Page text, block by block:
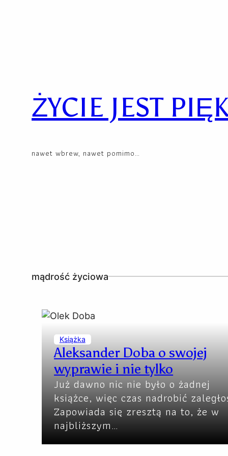
ŻYCIE JEST
nawet wbrew, nawet pomimo…
mądrość życiowa
Książka
Aleksander Doba o swojej
wyprawie i nie tylko
Już dawno nic nie było o żadnej
książce, więc czas nadrobić
Zapowiada się zresztą na to, że w
najbliższym…